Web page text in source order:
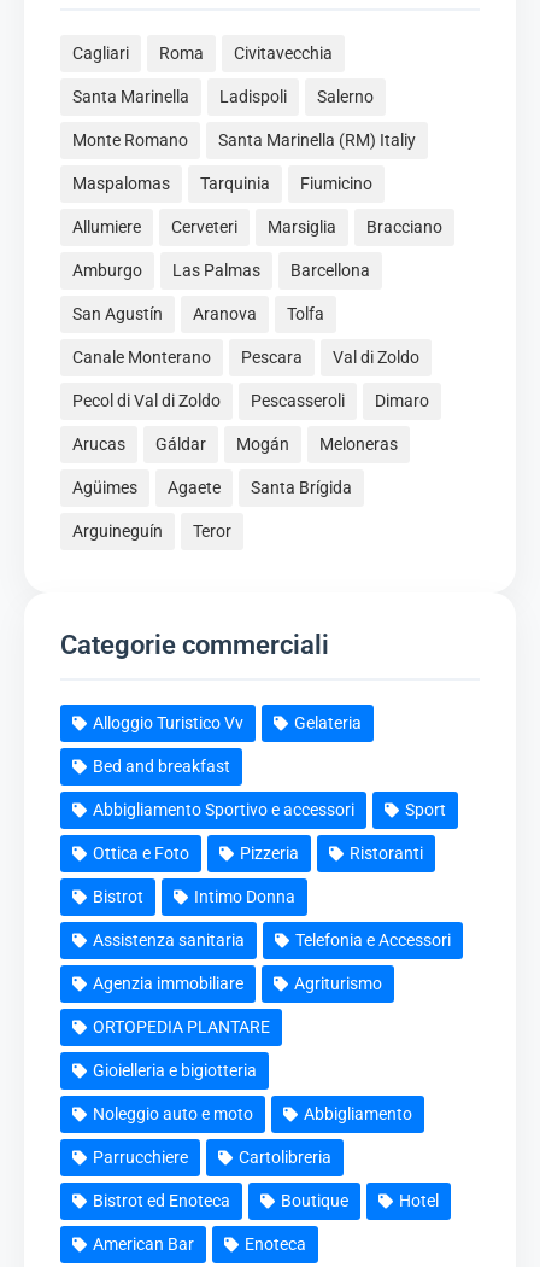
Cagliari Roma Civitavecchia
Santa Marinella Ladispoli Salerno
Monte Romano Santa Marinella (RM) Italiy
Maspalomas Tarquinia Fiumicino
Allumiere Cerveteri Marsiglia Bracciano
Amburgo Las Palmas Barcellona
San Agustín Aranova Tolfa
Canale Monterano Pescara Val di Zoldo
Pecol di Val di Zoldo Pescasseroli Dimaro
Arucas Gáldar Mogán Meloneras
Agüimes Agaete Santa Brígida
Arguineguín Teror
Categorie commerciali
Alloggio Turistico Vv Gelateria
Bed and breakfast
Abbigliamento Sportivo e accessori Sport
Ottica e Foto Pizzeria Ristoranti
Bistrot Intimo Donna
Assistenza sanitaria Telefonia e Accessori
Agenzia immobiliare Agriturismo
ORTOPEDIA PLANTARE
Gioielleria e bigiotteria
Noleggio auto e moto Abbigliamento
Parrucchiere Cartolibreria
Bistrot ed Enoteca Boutique Hotel
American Bar Enoteca